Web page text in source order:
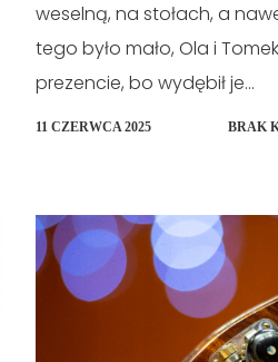
weselną, na stołach, a
tego było mało, Ola i
prezencie, bo wydębił je...
11 CZERWCA 2025 BRAK